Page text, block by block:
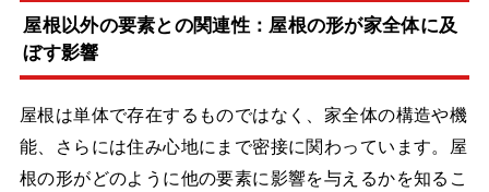
屋根以外の要素との関連性：屋根の形が家全体に及
ぼす影響
屋根は単体で存在するものではなく、家全体の構造や機
能、さらには住み心地にまで密接に関わっています。屋
根の形がどのように他の要素に影響を与えるかを知るこ